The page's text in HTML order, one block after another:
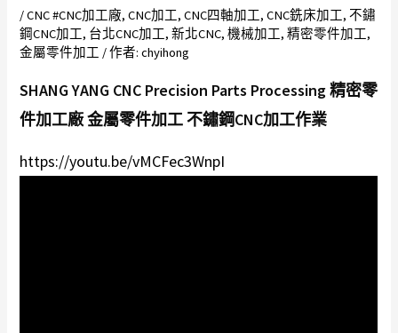
/CNC #CNC加工廠,CNC加工,CNC四軸加工,CNC銑床加工,不鏽
鋼CNC加工, 台北CNC加工,新北CNC,機械加工,精密零件加工,
金屬零件加工 / 作者:chyihong
SHANG YANG CNC Precision Parts Processing 精密零
件加工廠 金屬零件加工 不鏽鋼CNC加工作業
https://youtu.be/vMCFec3WnpI